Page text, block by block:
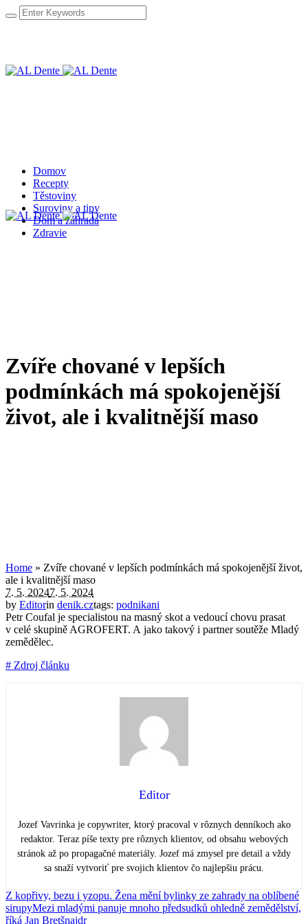
Domov
Recepty
Těstoviny
Suroviny a tipy
Dom a záhrada
Zdravie
Zvíře chované v lepších
podmínkách má spokojenější
život, ale i kvalitnější maso
Home » Zvíře chované v lepších podmínkách má spokojenější život,
ale i kvalitnější maso
7. 5. 20247. 5. 2024
by Editorin denik.cztags: podnikani
Petr Coufal je specialistou na masný skot a vedoucí chovu prasat
v celé skupině AGROFERT. A jako takový i partner soutěže Mladý
zemědělec.
# Zdroj článku
Editor
Jozef Vavrinka je copywriter, ktorý pracoval v rôznych denníkoch ako
redaktor. Teraz píše texty pre rôznych klientov, od obsahu webových
stránok až po propagačné materiály. Jozef má zmysel pre detail a vždy
sa snaží vytvoriť pre svojich klientov čo najlepšiu prácu.
Z kopřivy, bezu i yzopu. Žena mění bylinky ze zahrady na oblíbené
sirupyMezi mladými panuje mnoho předsudků ohledně zemědělství,
říká Jan Bretšnajdr